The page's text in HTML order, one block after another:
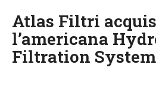
Atlas Filtri
l’americana
Filtration